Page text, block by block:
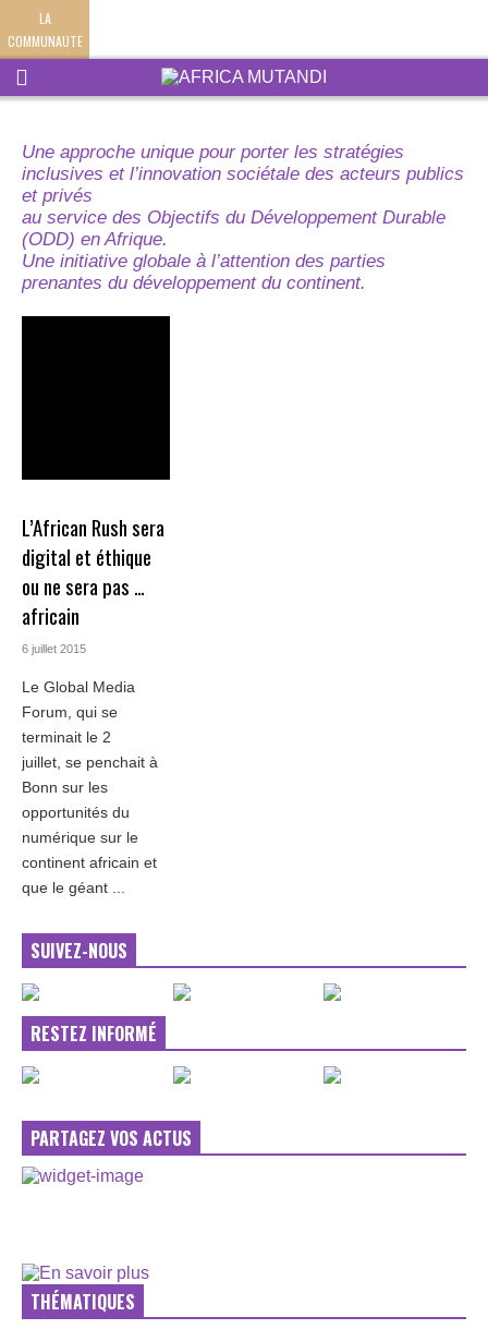
LA
COMMUNAUTE
Une approche unique pour porter les stratégies
inclusives et l’innovation sociétale des acteurs publics
et privés
au service des Objectifs du Développement Durable
(ODD) en Afrique.
Une initiative globale à l’attention des parties
prenantes du développement du continent.
L’African Rush sera
digital et éthique
ou ne sera pas …
africain
6 juillet 2015
Le Global Media
Forum, qui se
terminait le 2
juillet, se penchait à
Bonn sur les
opportunités du
numérique sur le
continent africain et
que le géant ...
SUIVEZ-NOUS
RESTEZ INFORMÉ
PARTAGEZ VOS ACTUS
THÉMATIQUES